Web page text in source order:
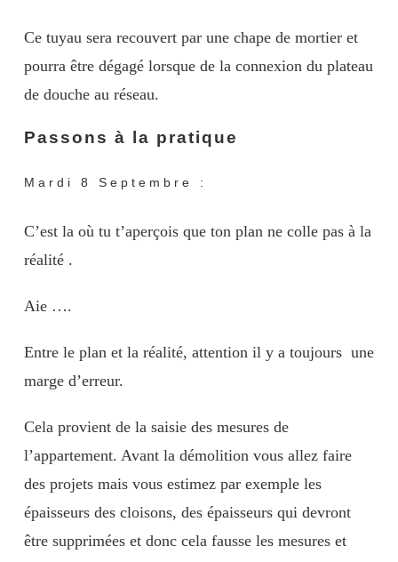
Ce tuyau sera recouvert par une chape de mortier et
pourra être dégagé lorsque de la connexion du plateau
de douche au réseau.
Passons à la pratique
Mardi 8 Septembre :
C’est la où tu t’aperçois que ton plan ne colle pas à la
réalité .
Aie ….
Entre le plan et la réalité, attention il y a toujours une
marge d’erreur.
Cela provient de la saisie des mesures de
l’appartement. Avant la démolition vous allez faire
des projets mais vous estimez par exemple les
épaisseurs des cloisons, des épaisseurs qui devront
être supprimées et donc cela fausse les mesures et